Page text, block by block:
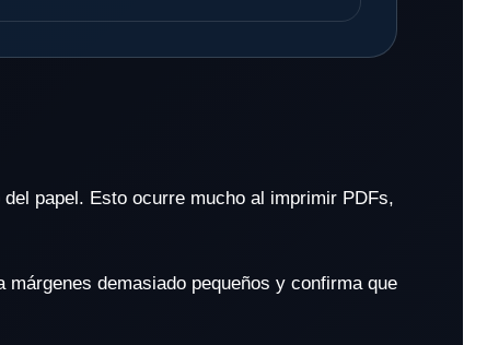
papel. Esto ocurre mucho al imprimir PDFs,
demasiado pequeños y confirma que